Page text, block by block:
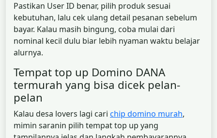
Pastikan User ID benar, pilih produk sesuai
kebutuhan, lalu cek ulang detail pesanan sebelum
bayar. Kalau masih bingung, coba mulai dari
nominal kecil dulu biar lebih nyaman waktu belajar
alurnya.
Tempat top up Domino DANA
termurah yang bisa dicek pelan-
pelan
Kalau desa lovers lagi cari chip domino murah,
mimin saranin pilih tempat top up yang